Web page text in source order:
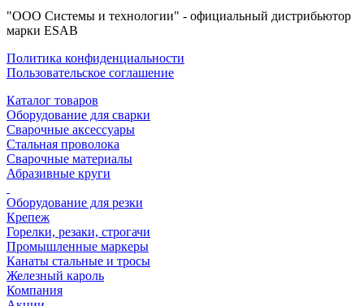
"ООО Системы и технологии" - официальный дистрибьютор
марки ESAB
Политика конфиденциальности
Пользовательское соглашение
Каталог товаров
Оборудование для сварки
Сварочные аксессуары
Стальная проволока
Сварочные материалы
Абразивные круги
Оборудование для резки
Крепеж
Горелки, резаки, строгачи
Промышленные маркеры
Канаты стальные и тросы
Железный кароль
Компания